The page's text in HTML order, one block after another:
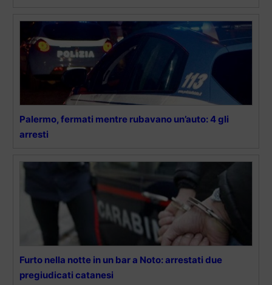
Palermo, fermati mentre rubavano un’auto: 4 gli
arresti
Furto nella notte in un bar a Noto: arrestati due
pregiudicati catanesi